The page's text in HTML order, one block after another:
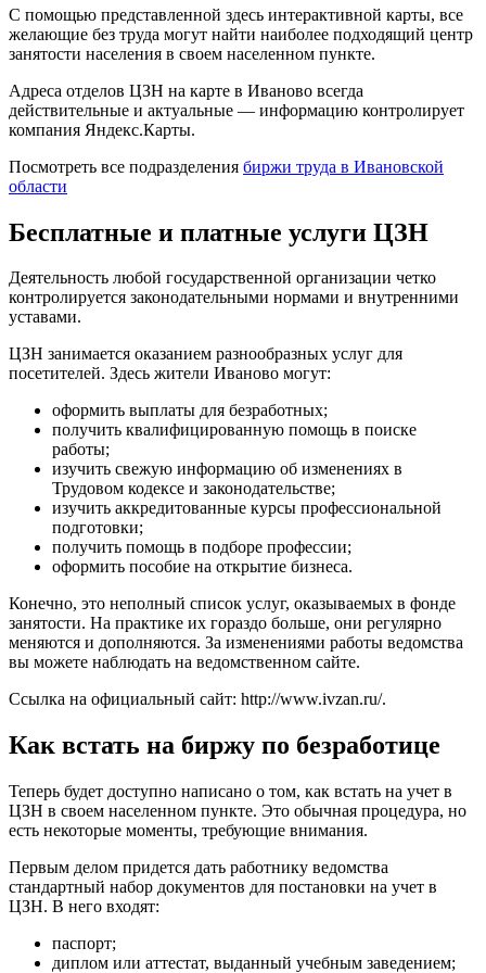
С помощью представленной здесь интерактивной карты, все
желающие без труда могут найти наиболее подходящий центр
занятости населения в своем населенном пункте.
Адреса отделов ЦЗН на карте в Иваново всегда
действительные и актуальные — информацию контролирует
компания Яндекс.Карты.
Посмотреть все подразделения биржи труда в Ивановской
области
Бесплатные и платные услуги ЦЗН
Деятельность любой государственной организации четко
контролируется законодательными нормами и внутренними
уставами.
ЦЗН занимается оказанием разнообразных услуг для
посетителей. Здесь жители Иваново могут:
оформить выплаты для безработных;
получить квалифицированную помощь в поиске
работы;
изучить свежую информацию об изменениях в
Трудовом кодексе и законодательстве;
изучить аккредитованные курсы профессиональной
подготовки;
получить помощь в подборе профессии;
оформить пособие на открытие бизнеса.
Конечно, это неполный список услуг, оказываемых в фонде
занятости. На практике их гораздо больше, они регулярно
меняются и дополняются. За изменениями работы ведомства
вы можете наблюдать на ведомственном сайте.
Ссылка на официальный сайт: http://www.ivzan.ru/.
Как встать на биржу по безработице
Теперь будет доступно написано о том, как встать на учет в
ЦЗН в своем населенном пункте. Это обычная процедура, но
есть некоторые моменты, требующие внимания.
Первым делом придется дать работнику ведомства
стандартный набор документов для постановки на учет в
ЦЗН. В него входят:
паспорт;
диплом или аттестат, выданный учебным заведением;